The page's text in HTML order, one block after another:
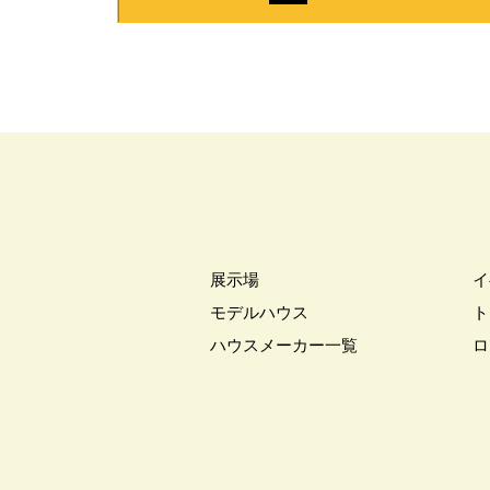
展示場
モデルハウス
ハウスメーカー一覧